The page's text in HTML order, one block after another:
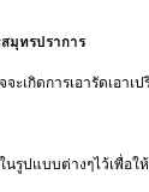
มุทรปราการ
เกิดการเอารัดเอาเ
นรูปแบบต่างๆไว้เพื่